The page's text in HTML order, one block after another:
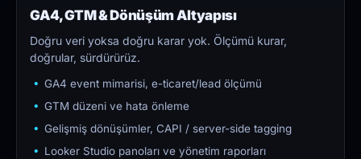
GA4, GTM & Dönüşüm Altyapısı
Doğru veri yoksa doğru karar yok. Ölçümü kurar,
doğrular, sürdürürüz.
GA4 event mimarisi, e-ticaret/lead ölçümü
GTM düzeni ve hata önleme
Gelişmiş dönüşümler, CAPI / server-side tagging
Looker Studio panoları ve yönetim raporları